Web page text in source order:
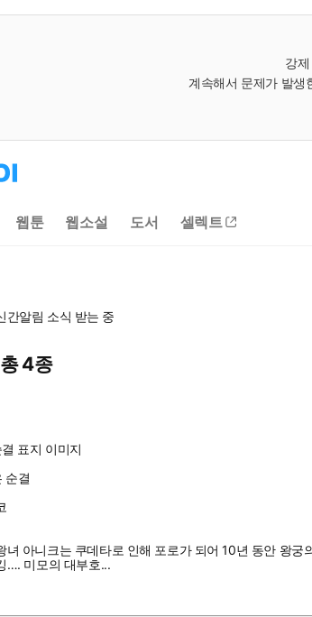
강
계속해서 문제가 발생
웹툰 웹소설 도서 셀렉트
간알림 소식 받는 중
4종
순결
녀 아니크는 쿠데타로 인해 포로가 되어 10년 동안 왕
…. 미모의 대부호...